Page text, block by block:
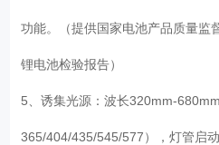
功能。（提供国家电池产品质量监
锂电池检验报告）
5、诱集光源：波长320mm-
365/404/435/545/577），灯管启